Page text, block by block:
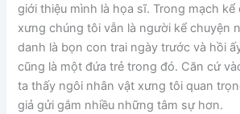
giới thiệu mình là họa sĩ. Trong mạch
xưng chúng tôi vẫn là người kể chuyện
danh là bọn con trai ngày trước và hồi
cũng là một đứa trẻ trong đó. Căn cứ
ta thấy ngôi nhân vật xưng tôi quan
giả gửi gắm nhiều những tâm sự hơn.